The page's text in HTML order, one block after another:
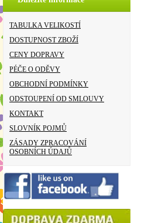
TABULKA VELIKOSTÍ
DOSTUPNOST ZBOŽÍ
CENY DOPRAVY
PÉČE O ODĚVY
OBCHODNÍ PODMÍNKY
ODSTOUPENÍ OD SMLOUVY
KONTAKT
SLOVNÍK POJMŮ
ZÁSADY ZPRACOVÁNÍ
OSOBNÍCH ÚDAJŮ